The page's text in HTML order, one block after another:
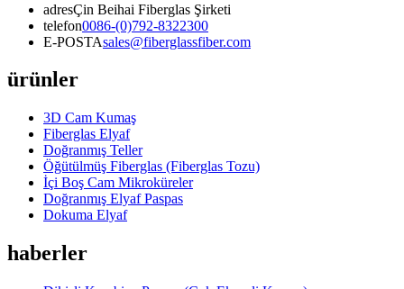
adresÇin Beihai Fiberglas Şirketi
telefon0086-(0)792-8322300
E-POSTAsales@fiberglassfiber.com
ürünler
3D Cam Kumaş
Fiberglas Elyaf
Doğranmış Teller
Öğütülmüş Fiberglas (Fiberglas Tozu)
İçi Boş Cam Mikroküreler
Doğranmış Elyaf Paspas
Dokuma Elyaf
haberler